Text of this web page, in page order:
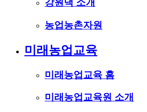
강원댁 소개
농업농촌자원
미래농업교육
미래농업교육 홈
미래농업교육원 소개